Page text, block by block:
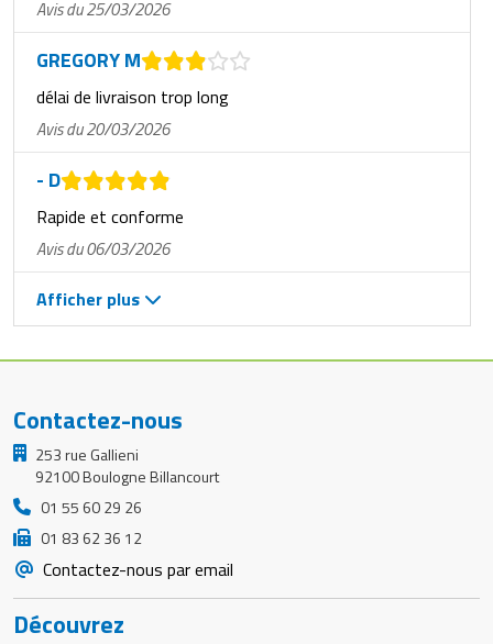
Avis du 25/03/2026
GREGORY M
délai de livraison trop long
Avis du 20/03/2026
- D
Rapide et conforme
Avis du 06/03/2026
Afficher plus
Contactez-nous
253 rue Gallieni
92100 Boulogne Billancourt
01 55 60 29 26
01 83 62 36 12
Contactez-nous par email
Découvrez